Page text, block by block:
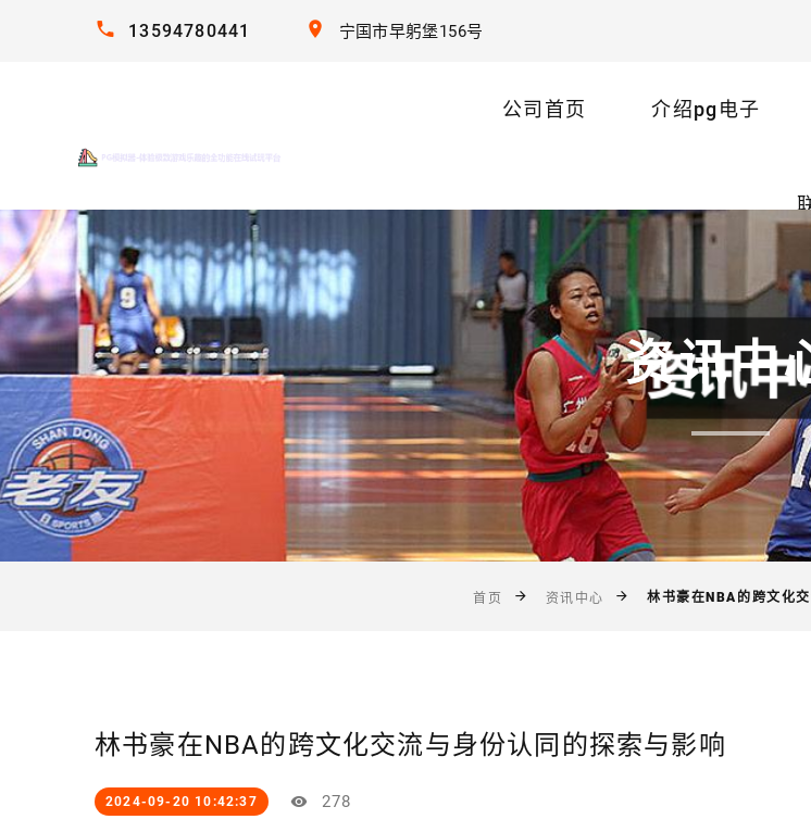
13594780441 宁国市早躬堡156号
公司首页 介绍pg电子
资讯中
首页 资讯中心 林书豪在NBA的跨文化
林书豪在NBA的跨文化交流与身份认同的探索与影响
2024-09-20 10:42:37 278